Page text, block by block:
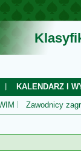
KALENDARZ I
Zawodnicy